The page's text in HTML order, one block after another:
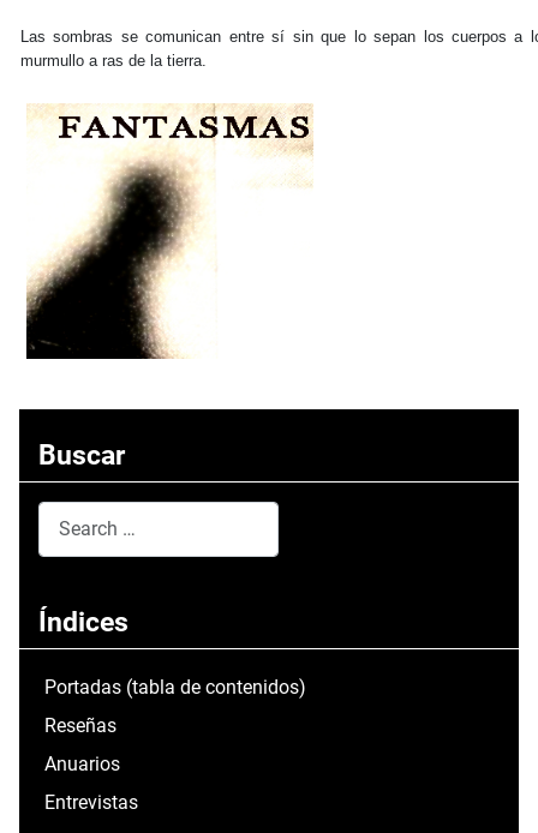
Las sombras se comunican entre sí sin que lo sepan los cuerpos a
murmullo a ras de la tierra.
Buscar
Índices
Portadas (tabla de contenidos)
Reseñas
Anuarios
Entrevistas